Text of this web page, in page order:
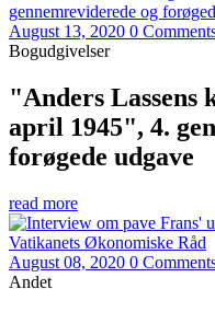
August 13, 2020 0
Bogudgivelser
"Anders Lassens
april 1945", 4.
forøgede udgave
read more
August 08, 2020 0
Andet